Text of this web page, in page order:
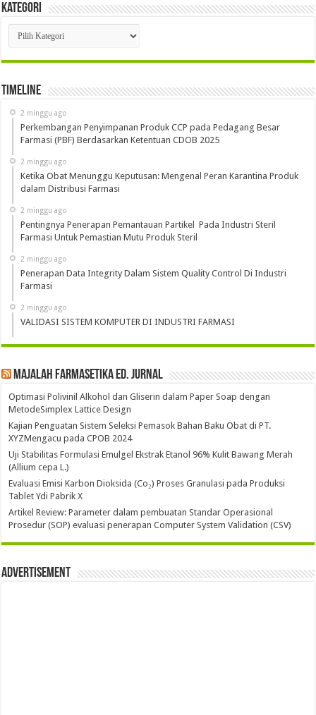
Kategori
Kategori
Timeline
2 minggu ago
Perkembangan Penyimpanan Produk CCP pada Pedagang Besar
Farmasi (PBF) Berdasarkan Ketentuan CDOB 2025
2 minggu ago
Ketika Obat Menunggu Keputusan: Mengenal Peran Karantina Produk
dalam Distribusi Farmasi
2 minggu ago
Pentingnya Penerapan Pemantauan Partikel Pada Industri Steril
Farmasi Untuk Pemastian Mutu Produk Steril
2 minggu ago
Penerapan Data Integrity Dalam Sistem Quality Control Di Industri
Farmasi
2 minggu ago
VALIDASI SISTEM KOMPUTER DI INDUSTRI FARMASI
Majalah Farmasetika Ed. Jurnal
Optimasi Polivinil Alkohol dan Gliserin dalam Paper Soap dengan
MetodeSimplex Lattice Design
Kajian Penguatan Sistem Seleksi Pemasok Bahan Baku Obat di PT.
XYZMengacu pada CPOB 2024
Uji Stabilitas Formulasi Emulgel Ekstrak Etanol 96% Kulit Bawang Merah
(Allium cepa L.)
Evaluasi Emisi Karbon Dioksida (Co₂) Proses Granulasi pada Produksi
Tablet Ydi Pabrik X
Artikel Review: Parameter dalam pembuatan Standar Operasional
Prosedur (SOP) evaluasi penerapan Computer System Validation (CSV)
Advertisement